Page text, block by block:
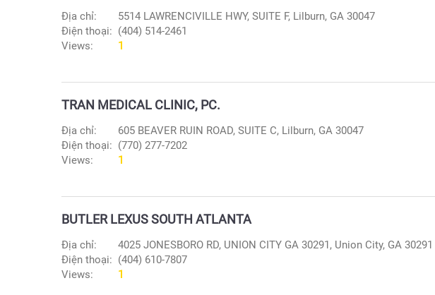
Địa chỉ:
5514 LAWRENCIVILLE HWY, SUITE F, Lilburn, GA 30047
Điện thoại: (404) 514-2461
Views:
1
TRAN MEDICAL CLINIC, PC.
Địa chỉ:
605 BEAVER RUIN ROAD, SUITE C, Lilburn, GA 30047
Điện thoại: (770) 277-7202
Views:
1
BUTLER LEXUS SOUTH ATLANTA
Địa chỉ:
4025 JONESBORO RD, UNION CITY GA 30291, Union City, GA 30291
Điện thoại: (404) 610-7807
Views:
1